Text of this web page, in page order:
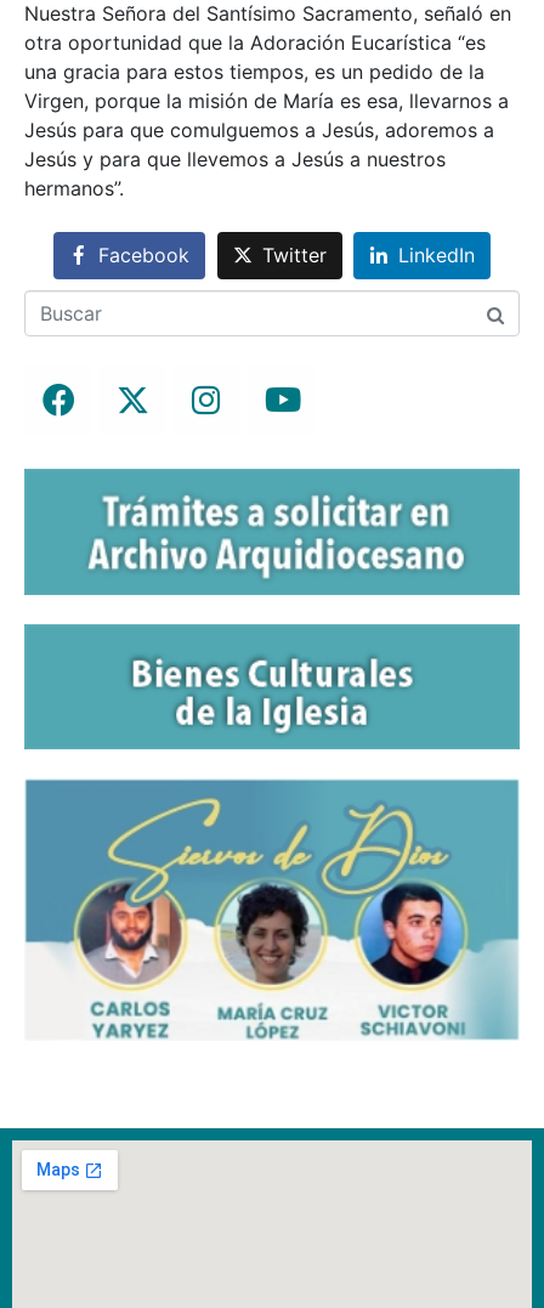
Nuestra Señora del Santísimo Sacramento, señaló en
otra oportunidad que la Adoración Eucarística “es
una gracia para estos tiempos, es un pedido de la
Virgen, porque la misión de María es esa, llevarnos a
Jesús para que comulguemos a Jesús, adoremos a
Jesús y para que llevemos a Jesús a nuestros
hermanos”.
Facebook Twitter LinkedIn